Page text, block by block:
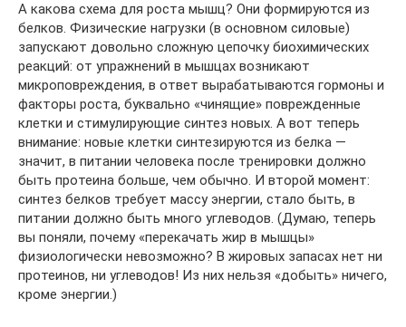
А какова схема для роста мышц? Они формируются из
белков. Физические нагрузки (в основном силовые)
запускают довольно сложную цепочку биохимических
реакций: от упражнений в мышцах возникают
микроповреждения, в ответ вырабатываются гормоны и
факторы роста, буквально «чинящие» поврежденные
клетки и стимулирующие синтез новых. А вот теперь
внимание: новые клетки синтезируются из белка —
значит, в питании человека после тренировки должно
быть протеина больше, чем обычно. И второй момент:
синтез белков требует массу энергии, стало быть, в
питании должно быть много углеводов. (Думаю, теперь
вы поняли, почему «перекачать жир в мышцы»
физиологически невозможно? В жировых запасах нет ни
протеинов, ни углеводов! Из них нельзя «добыть» ничего,
кроме энергии.)